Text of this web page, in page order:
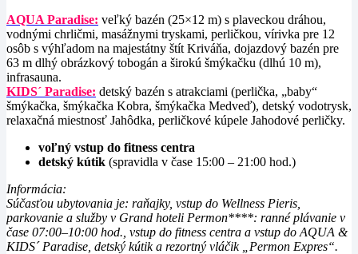
AQUA Paradise: veľký bazén (25×12 m) s plaveckou dráhou,
vodnými chrličmi, masážnymi tryskami, perličkou, vírivka pre 12
osôb s výhľadom na majestátny štít Kriváňa, dojazdový bazén pre
63 m dlhý obrázkový tobogán a širokú šmýkačku (dlhú 10 m),
infrasauna.
KIDS´ Paradise: detský bazén s atrakciami (perlička, „baby“
šmýkačka, šmýkačka Kobra, šmýkačka Medveď), detský vodotrysk,
relaxačná miestnosť Jahôdka, perličkové kúpele Jahodové perličky.
voľný vstup do fitness centra
detský kútik (spravidla v čase 15:00 – 21:00 hod.)
Informácia:
Súčasťou ubytovania je: raňajky, vstup do Wellness Pieris,
parkovanie a služby v Grand hoteli Permon****: ranné plávanie v
čase 07:00–10:00 hod., vstup do fitness centra a vstup do AQUA &
KIDS´ Paradise, detský kútik a rezortný vláčik „Permon Expres“.